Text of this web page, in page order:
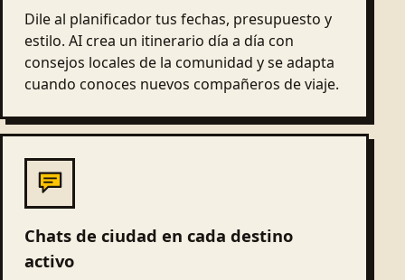
Dile al planificador tus fechas, presupuesto y
estilo. AI crea un itinerario día a día con
consejos locales de la comunidad y se adapta
cuando conoces nuevos compañeros de viaje.
Chats de ciudad en cada destino
activo